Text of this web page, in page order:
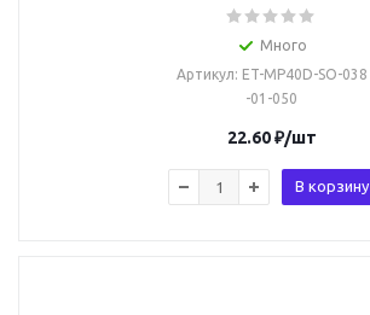
Много
Артикул: ET-MP40D-SO-038
-01-050
22.60₽/шт
В корзину